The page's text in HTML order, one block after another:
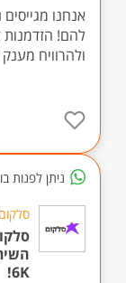
אנחנו
להם!
ולהרוויח
ניתן לפנות
סלקום
6K!